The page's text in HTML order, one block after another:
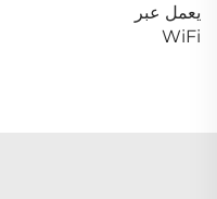
يعمل عبر
WiFi